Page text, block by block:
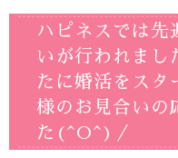
ハピネスでは先
いが行われまし
たに婚活をスタ
様のお見合いの
た(^O^)／